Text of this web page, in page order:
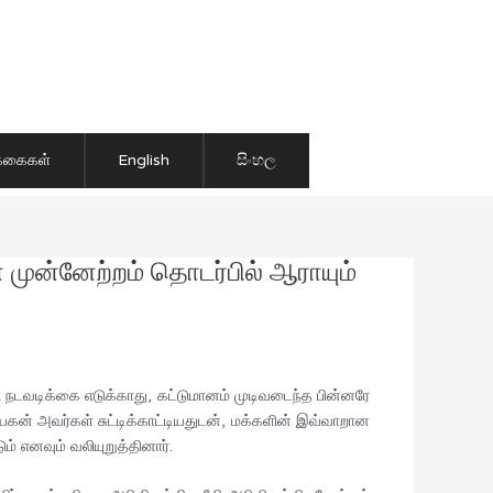
English සිංහල
தொடர்பில் ஆராயும்
எடுக்காது, கட்டுமானம் முடிவடைந்த பின்னரே
அவர்கள் சுட்டிக்காட்டியதுடன், மக்களின் இவ்வாறான
எனவும் வலியுறுத்தினார்.